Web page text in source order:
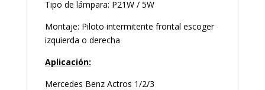
Tipo de lámpara: P21W / 5W
Montaje: Piloto intermitente frontal escoger
izquierda o derecha
Aplicación:
Mercedes Benz Actros 1/2/3